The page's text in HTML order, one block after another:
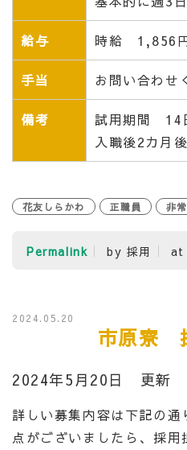
給与 時給 1,856
手当 お問い合わせ
備考
試用期間 14
入職後2カ月
花友しらかわ 正職員 非
Permalink by 採用 at
2024.05.20
市原寮
2024年5月20日 更新
詳しい募集内容は下記の
点がございましたら、採用